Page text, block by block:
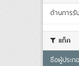
ด้านการรั
แท็ค
ชื่อผู้ประก